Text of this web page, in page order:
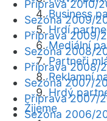
Business
Hrdí
Mediální
Partneři
Reklamní
Hrdý
Žijeme
Příprava 2010/
Sezóna 2009/
Příprava 2009/
Sezóna 2008/
Příprava 2008/
Sezóna 2007/
Příprava 2007/
Sezóna 2006/